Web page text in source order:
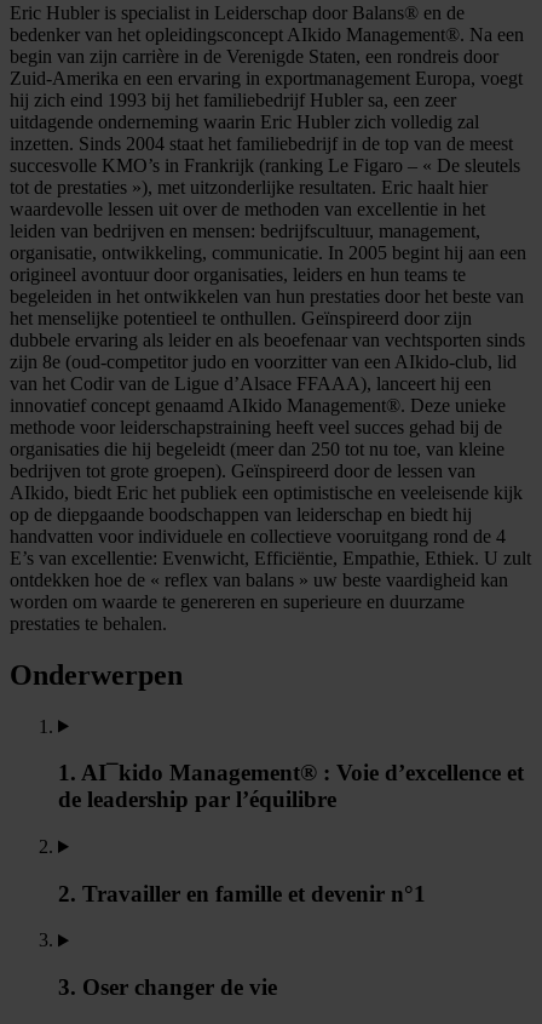
Eric Hubler is specialist in Leiderschap door Balans® en de
bedenker van het opleidingsconcept AIkido Management®. Na een
begin van zijn carrière in de Verenigde Staten, een rondreis door
Zuid-Amerika en een ervaring in exportmanagement Europa, voegt
hij zich eind 1993 bij het familiebedrijf Hubler sa, een zeer
uitdagende onderneming waarin Eric Hubler zich volledig zal
inzetten. Sinds 2004 staat het familiebedrijf in de top van de meest
succesvolle KMO’s in Frankrijk (ranking Le Figaro – « De sleutels
tot de prestaties »), met uitzonderlijke resultaten. Eric haalt hier
waardevolle lessen uit over de methoden van excellentie in het
leiden van bedrijven en mensen: bedrijfscultuur, management,
organisatie, ontwikkeling, communicatie. In 2005 begint hij aan een
origineel avontuur door organisaties, leiders en hun teams te
begeleiden in het ontwikkelen van hun prestaties door het beste van
het menselijke potentieel te onthullen. Geïnspireerd door zijn
dubbele ervaring als leider en als beoefenaar van vechtsporten sinds
zijn 8e (oud-competitor judo en voorzitter van een AIkido-club, lid
van het Codir van de Ligue d’Alsace FFAAA), lanceert hij een
innovatief concept genaamd AIkido Management®. Deze unieke
methode voor leiderschapstraining heeft veel succes gehad bij de
organisaties die hij begeleidt (meer dan 250 tot nu toe, van kleine
bedrijven tot grote groepen). Geïnspireerd door de lessen van
AIkido, biedt Eric het publiek een optimistische en veeleisende kijk
op de diepgaande boodschappen van leiderschap en biedt hij
handvatten voor individuele en collectieve vooruitgang rond de 4
E’s van excellentie: Evenwicht, Efficiëntie, Empathie, Ethiek. U zult
ontdekken hoe de « reflex van balans » uw beste vaardigheid kan
worden om waarde te genereren en superieure en duurzame
prestaties te behalen.
Onderwerpen
1. AI¯kido Management® : Voie d’excellence et
de leadership par l’équilibre
2. Travailler en famille et devenir n°1
3. Oser changer de vie